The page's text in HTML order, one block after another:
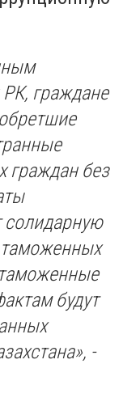
граждане
граждан без
солидарную
таможенных
будут
-